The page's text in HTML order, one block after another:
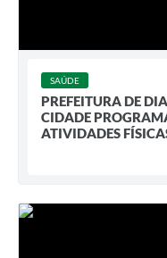
SAÚDE
PREFEITURA DE
CIDADE
ATIVIDADES